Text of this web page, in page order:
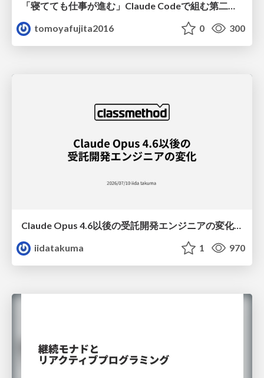
「寝てても仕事が進む」Claude Codeで組む第二の脳
tomoyafujita2016
0 300
Claude Opus 4.6以後の受託開発エンジニアの変化(Claude Code開発ノウハウ大公開スペシャルbyクラスメソッド)
iidatakuma
1 970